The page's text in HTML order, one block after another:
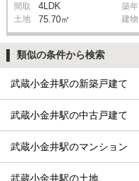
間取 4LDK 築年
土地 75.70㎡ 建物
類似の条件から検索
武蔵小金井駅の新築戸建て
武蔵小金井駅の中古戸建て
武蔵小金井駅のマンション
武蔵小金井駅の土地